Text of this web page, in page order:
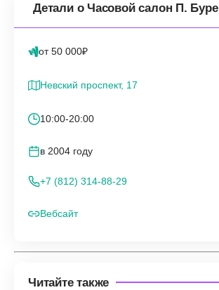
Детали о Часовой салон П. Буре
от 50 000₽
Невский проспект, 17
10:00-20:00
в 2004 году
+7 (812) 314-88-29
Вебсайт
Читайте также